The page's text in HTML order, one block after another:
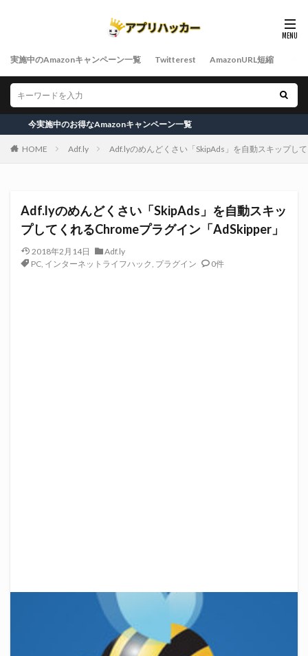
実施中のAmazonキャンペーン一覧 Twitterest AmazonURL短縮
中のお得なAmazonキャンペーン一覧
HOME Adf.ly Adf.lyのめんどくさい「SkipAds」を自動スキップし
Adf.lyのめんどくさい「SkipAds」を自動スキッ
プしてくれるChromeプラグイン「AdSkipper」
2018年2月14日
Adf.ly
PC, インターネットライフハック, プラグイン 0件